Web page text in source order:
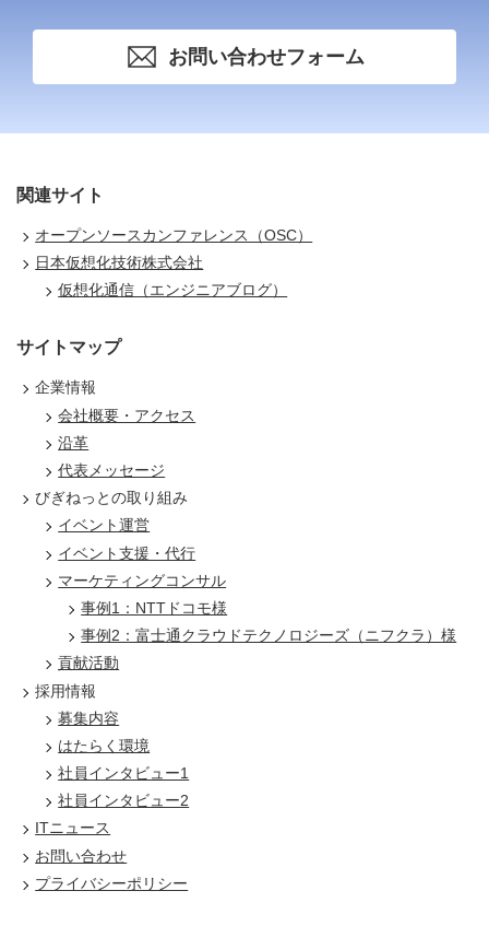
お問い合わせフォーム
関連サイト
オープンソースカンファレンス（OSC）
日本仮想化技術株式会社
仮想化通信（エンジニアブログ）
サイトマップ
企業情報
会社概要・アクセス
沿革
代表メッセージ
びぎねっとの取り組み
イベント運営
イベント支援・代行
マーケティングコンサル
事例1：NTTドコモ様
事例2：富士通クラウドテクノロジーズ（ニフクラ）様
貢献活動
採用情報
募集内容
はたらく環境
社員インタビュー1
社員インタビュー2
ITニュース
お問い合わせ
プライバシーポリシー